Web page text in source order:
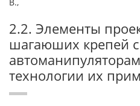
2.2. Элементы
шагаюших крепей с
технологии их